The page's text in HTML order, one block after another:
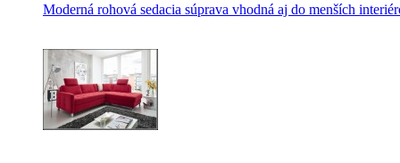
Moderná rohová sedacia súprava vhodná aj do menších